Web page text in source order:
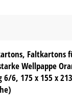
Faltkartons
Wellpappe
6/6, 175 x 155 x